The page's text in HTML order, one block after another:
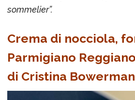
sommelier”.
Crema di nocciola,
Parmigiano
di Cristina Bowerman